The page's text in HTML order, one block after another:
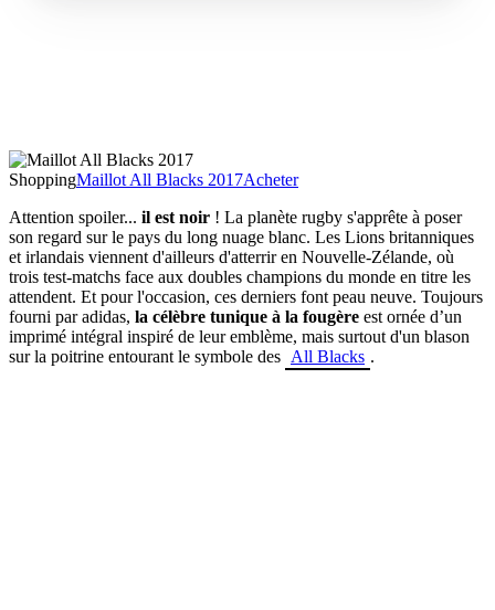
ShoppingMaillot All Blacks 2017Acheter
Attention spoiler... il est noir ! La planète rugby s'apprête à poser
son regard sur le pays du long nuage blanc. Les Lions britanniques
et irlandais viennent d'ailleurs d'atterrir en Nouvelle-Zélande, où
trois test-matchs face aux doubles champions du monde en titre les
attendent. Et pour l'occasion, ces derniers font peau neuve. Toujours
fourni par adidas, la célèbre tunique à la fougère est ornée d’un
imprimé intégral inspiré de leur emblème, mais surtout d'un blason
sur la poitrine entourant le symbole des All Blacks .